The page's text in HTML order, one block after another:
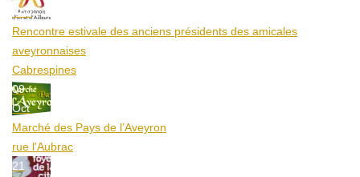
Aoû
Rencontre estivale des anciens présidents des amicales
aveyronnaises
Cabrespines
09
Oct
Marché des Pays de l’Aveyron
rue l'Aubrac
21